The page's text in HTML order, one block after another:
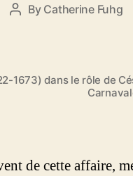
Post
By Catherine Fuhg
1673) dans le rôle de
de cette affaire,